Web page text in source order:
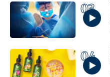
03
04